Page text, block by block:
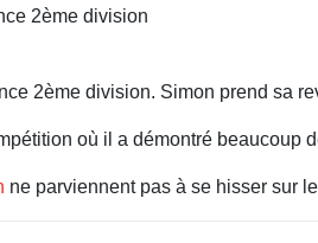
2ème division
2ème division. Simon prend sa
où il a démontré beaucoup
ne parviennent pas à se hisser sur